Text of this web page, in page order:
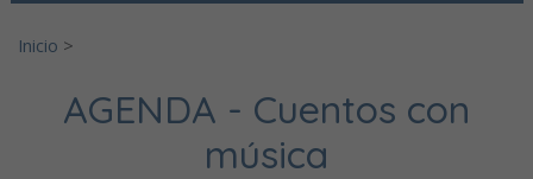
Inicio >
AGENDA - Cuentos con
música